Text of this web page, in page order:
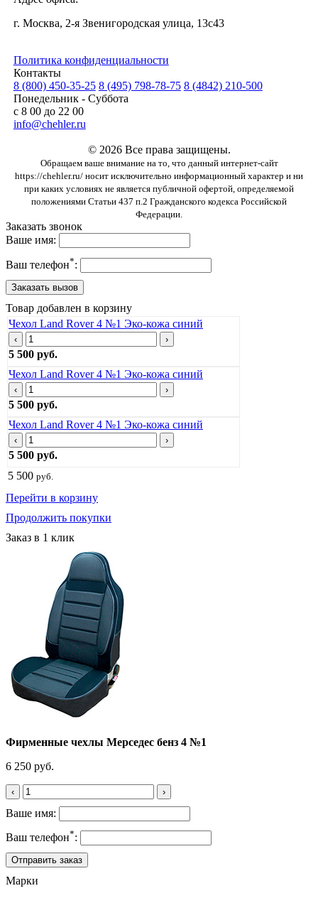
г. Москва, 2-я Звенигородская улица, 13с43
Политика конфиденциальности
Контакты
8 (800) 450-35-25 8 (495) 798-78-75 8 (4842) 210-500
Понедельник - Суббота
с 8 00 до 22 00
info@chehler.ru
© 2026 Все права защищены.
Обращаем ваше внимание на то, что данный интернет-сайт
https://chehler.ru/ носит исключительно информационный характер и ни
при каких условиях не является публичной офертой, определяемой
положениями Статьи 437 п.2 Гражданского кодекса Российской
Федерации.
Заказать звонок
Ваше имя:
Ваш телефон*:
Товар добавлен в корзину
Чехол Land Rover 4 №1 Эко-кожа синий
‹ ›
5 500 руб.
Чехол Land Rover 4 №1 Эко-кожа синий
‹ ›
5 500 руб.
Чехол Land Rover 4 №1 Эко-кожа синий
‹ ›
5 500 руб.
5 500 руб.
Перейти в корзину
Продолжить покупки
Заказ в 1 клик
Фирменные чехлы Мерседес бенз 4 №1
6 250 руб.
‹ ›
Ваше имя:
Ваш телефон*:
Марки